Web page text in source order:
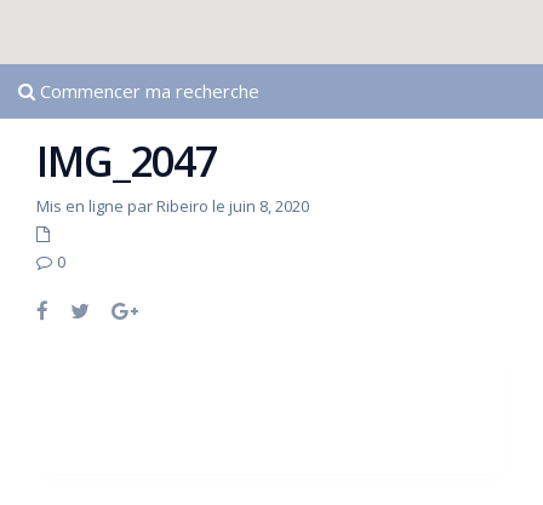
Commencer ma recherche
IMG_2047
Mis en ligne par Ribeiro le juin 8, 2020
0